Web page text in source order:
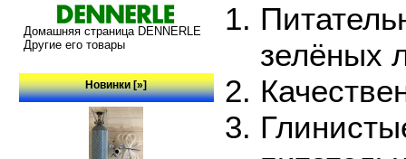
Домашняя страница DENNERLE
Другие его товары
Новинки [»]
зелёных